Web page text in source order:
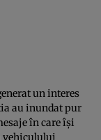
un interes
au inundat pur
în care îşi
vehiculului